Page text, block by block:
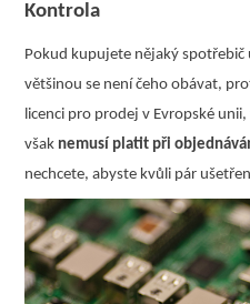
Kontrola
Pokud kupujete nějaký
většinou se není čeho obávat,
licenci pro prodej v Evropské unii,
však nemusí platit při
nechcete, abyste kvůli pár